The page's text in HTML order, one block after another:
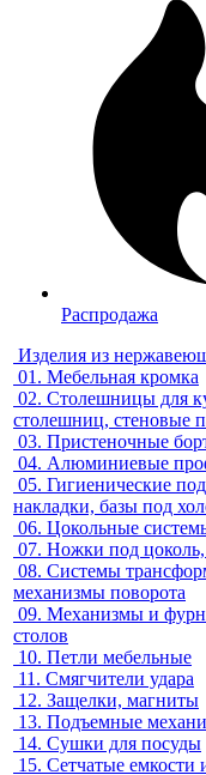
Распродажа
Изделия из
01. Мебельная кромка
02. Столешницы для
столешниц, стеновые
03. Пристеночные
04. Алюминиевые
05. Гигиенические
накладки, базы под
06. Цокольные
07. Ножки под
08. Системы
механизмы поворота
09. Механизмы и
столов
10. Петли мебельные
11. Смягчители удара
12. Защелки, магниты
13. Подъемные
14. Сушки для посуды
15. Сетчатые емкости